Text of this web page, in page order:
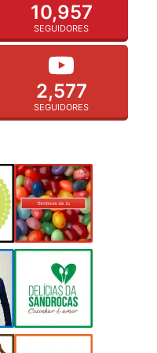
10,957
SEGUIDORES
2,577
SEGUIDORES